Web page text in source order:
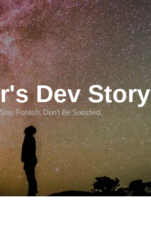
Dev Story
Foolish. Don't Be Satisfied.